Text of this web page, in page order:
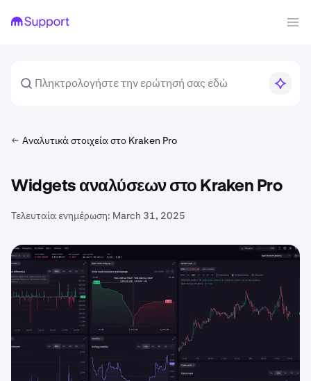
Αναλυτικά στοιχεία στο Kraken Pro
Widgets αναλύσεων στο Kraken Pro
Τελευταία ενημέρωση: March 31, 2025